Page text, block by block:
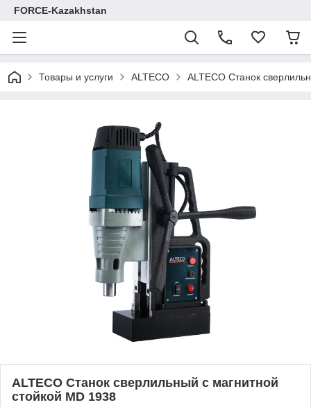
FORCE-Kazakhstan
Товары и услуги ALTECO ALTECO Станок
ALTECO Станок сверлильный с магнитной
стойкой MD 1938